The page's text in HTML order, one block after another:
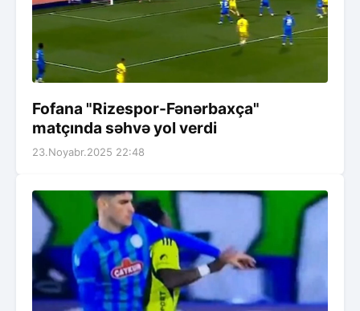
Fofana "Rizespor-Fənərbaxça"
matçında səhvə yol verdi
23.Noyabr.2025 22:48